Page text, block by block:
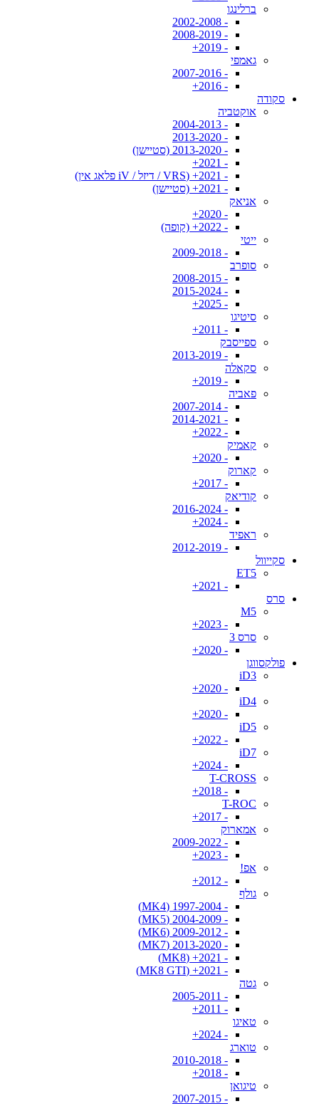
ברלינגו
- 2002-2008
- 2008-2019
- 2019+
גאמפי
- 2007-2016
- 2016+
סקודה
אוקטביה
- 2004-2013
- 2013-2020
- 2013-2020 (סטיישן)
- 2021+
- 2021+ (VRS / דיזל / iV פלאג אין)
- 2021+ (סטיישן)
אניאק
- 2020+
- 2022+ (קופה)
ייטי
- 2009-2018
סופרב
- 2008-2015
- 2015-2024
- 2025+
סיטיגו
- 2011+
ספייסבק
- 2013-2019
סקאלה
- 2019+
פאביה
- 2007-2014
- 2014-2021
- 2022+
קאמיק
- 2020+
קארוק
- 2017+
קודיאק
- 2016-2024
- 2024+
ראפיד
- 2012-2019
סקייוול
ET5
- 2021+
סרס
M5
- 2023+
סרס 3
- 2020+
פולקסווגן
iD3
- 2020+
iD4
- 2020+
iD5
- 2022+
iD7
- 2024+
T-CROSS
- 2018+
T-ROC
- 2017+
אמארוק
- 2009-2022
- 2023+
אפ!
- 2012+
גולף
- 1997-2004 (MK4)
- 2004-2009 (MK5)
- 2009-2012 (MK6)
- 2013-2020 (MK7)
- 2021+ (MK8)
- 2021+ (MK8 GTI)
גטה
- 2005-2011
- 2011+
טאיגו
- 2024+
טוארג
- 2010-2018
- 2018+
טיגואן
- 2007-2015